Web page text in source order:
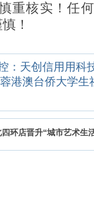
重核实！任
！
：天创信用用科
港澳台侨大学生
环店晋升“城市艺术生